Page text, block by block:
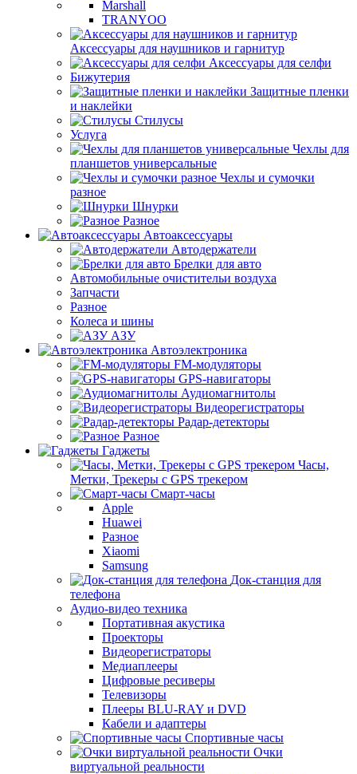
Marshall
TRANYOO
Аксессуары для наушников и гарнитур
Аксессуары для селфи
Бижутерия
Защитные пленки
и наклейки
Стилусы
Услуга
Чехлы для
планшетов универсальные
Чехлы и сумочки
разное
Шнурки
Разное
Автоаксессуары
Автодержатели
Брелки для авто
Автомобильные очистительи воздуха
Запчасти
Разное
Колеса и шины
АЗУ
Автоэлектроника
FM-модуляторы
GPS-навигаторы
Аудиомагнитолы
Видеорегистраторы
Радар-детекторы
Разное
Гаджеты
Часы,
Метки, Трекеры с GPS трекером
Смарт-часы
Apple
Huawei
Разное
Xiaomi
Samsung
Док-станция для
телефона
Аудио-видео техника
Портативная акустика
Проекторы
Видеорегистраторы
Медиаплееры
Цифровые ресиверы
Телевизоры
Плееры BLU-RAY и DVD
Кабели и адаптеры
Спортивные часы
Очки
виртуальной реальности